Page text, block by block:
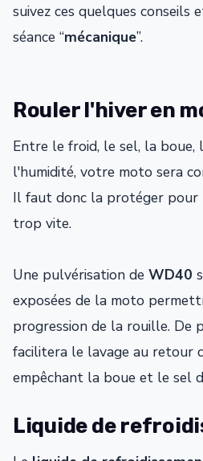
suivez ces quelques conseils
séance “mécanique”.
Rouler l'hiver en
Entre le froid, le sel, la boue,
l'humidité, votre moto sera
Il faut donc la protéger pour
trop vite.
Une pulvérisation de WD40
exposées de la moto
progression de la rouille. De
facilitera le lavage au retour
empêchant la boue et le sel
Liquide de